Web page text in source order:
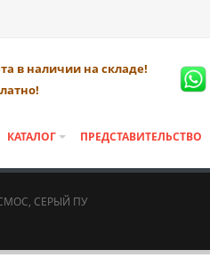
в наличии на складе!
КАТАЛОГ ПРЕДСТАВИТЕЛЬСТВО
СЕРЫЙ ПУ